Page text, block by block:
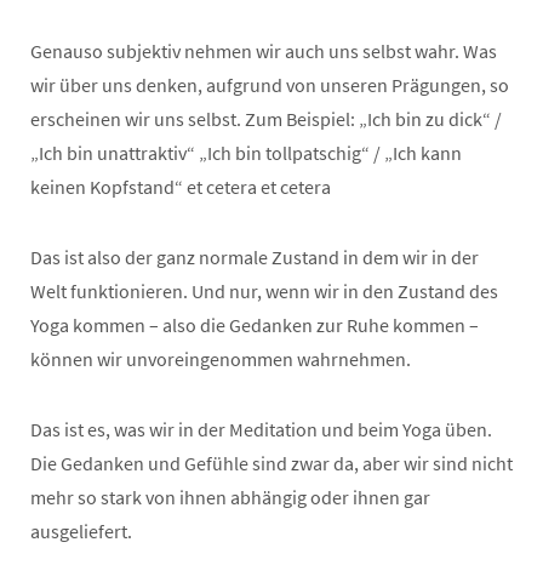
Genauso subjektiv nehmen wir auch uns selbst wahr. Was
wir über uns denken, aufgrund von unseren Prägungen, so
erscheinen wir uns selbst. Zum Beispiel: „Ich bin zu dick“ /
„Ich bin unattraktiv“ „Ich bin tollpatschig“ / „Ich kann
keinen Kopfstand“ et cetera et cetera
Das ist also der ganz normale Zustand in dem wir in der
Welt funktionieren. Und nur, wenn wir in den Zustand des
Yoga kommen – also die Gedanken zur Ruhe kommen –
können wir unvoreingenommen wahrnehmen.
Das ist es, was wir in der Meditation und beim Yoga üben.
Die Gedanken und Gefühle sind zwar da, aber wir sind nicht
mehr so stark von ihnen abhängig oder ihnen gar
ausgeliefert.